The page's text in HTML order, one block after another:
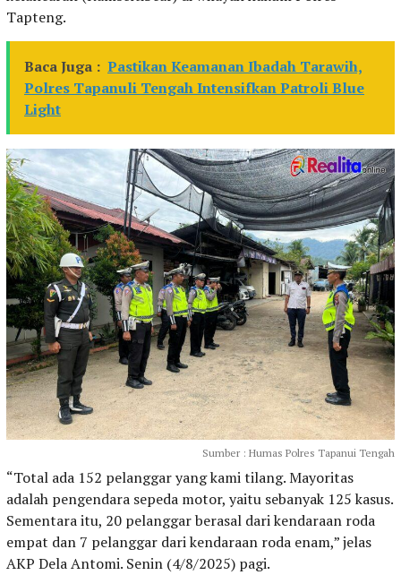
Tapteng.
Baca Juga : Pastikan Keamanan Ibadah Tarawih,
Polres Tapanuli Tengah Intensifkan Patroli Blue
Light
Sumber : Humas Polres Tapanui Tengah
“Total ada 152 pelanggar yang kami tilang. Mayoritas
adalah pengendara sepeda motor, yaitu sebanyak 125 kasus.
Sementara itu, 20 pelanggar berasal dari kendaraan roda
empat dan 7 pelanggar dari kendaraan roda enam,” jelas
AKP Dela Antomi. Senin (4/8/2025) pagi.